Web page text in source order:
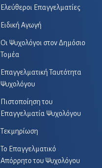
Ελεύθεροι Επαγγελματίες
Ειδική Αγωγή
Οι Ψυχολόγοι στον Δημόσιο
Τομέα
Επαγγελματική Ταυτότητα
Ψυχολόγου
Πιστοποίηση του
Επαγγελματία Ψυχολόγου
Τεκμηρίωση
Το Επαγγελματικό
Απόρρητο του Ψυχολόγου